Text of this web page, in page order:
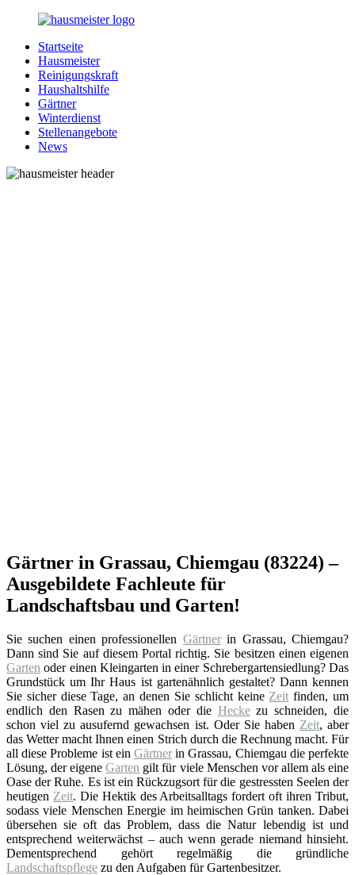
Zurück
Inhalt
Hausmeister.de
Alles
rund
Ihren
Haushalt
Startseite
Hausmeister
Reinigungskraft
Haushaltshilfe
Gärtner
Winterdienst
Stellenangebote
News
Gärtner in Grassau, Chiemgau (83224) –
Ausgebildete Fachleute für
Landschaftsbau und Garten!
Sie suchen einen professionellen Gärtnerin Grassau, Chiemgau?
Dann sind Sie auf diesem Portal richtig. Sie besitzen einen eigenen
Garten oder einen Kleingarten in einer Schrebergartensiedlung? Das
Grundstück um Ihr Haus ist gartenähnlich gestaltet? Dann kennen
Sie sicher diese Tage, an denen Sie schlicht keine Zeit finden, um
endlich den Rasen zu mähen oder die Heckezu schneiden, die
schon viel zu ausufernd gewachsen ist. Oder Sie haben Zeit, aber
das Wetter macht Ihnen einen Strich durch die Rechnung macht. Für
all diese Probleme ist ein Gärtner in Grassau, Chiemgau die perfekte
Lösung, der eigeneGarten gilt für viele Menschen vor allem als eine
Oase der Ruhe. Es ist ein Rückzugsort für die gestressten Seelen der
heutigen Zeit. Die Hektik des Arbeitsalltags fordert oft ihren Tribut,
sodass viele Menschen Energie im heimischen Grün tanken. Dabei
übersehen sie oft das Problem, dass die Natur lebendig ist und
entsprechend weiterwächst – auch wenn gerade niemand hinsieht.
Dementsprechend gehört regelmäßig die gründliche
Landschaftspflege zu den Aufgaben für Gartenbesitzer.